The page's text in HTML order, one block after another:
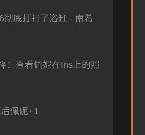
彻底打扫了浴缸 - 南希
：查看佩妮在Ins上的照
佩妮+1